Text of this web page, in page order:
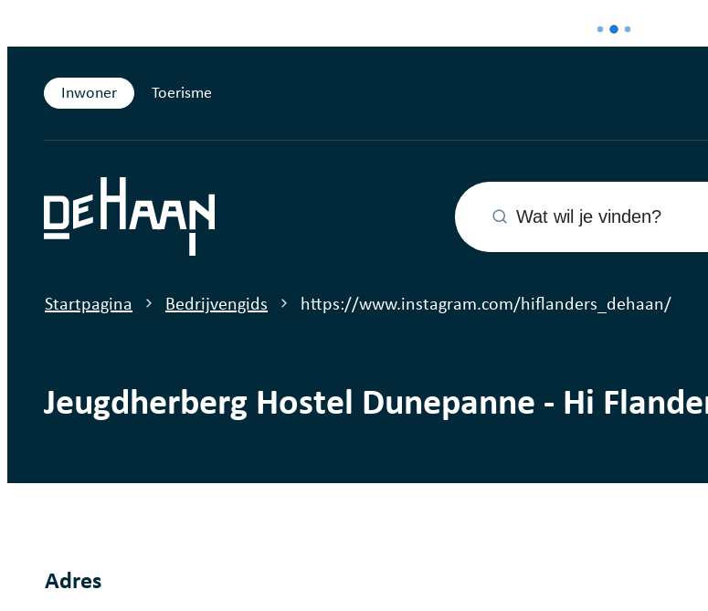
Inwoner Toerisme
De Haan Wat wil je vinden?
Startpagina Bedrijvengids https://www.instagram.com/hiflanders_dehaan/
Jeugdherberg Hostel Dunepanne - Hi
Adres